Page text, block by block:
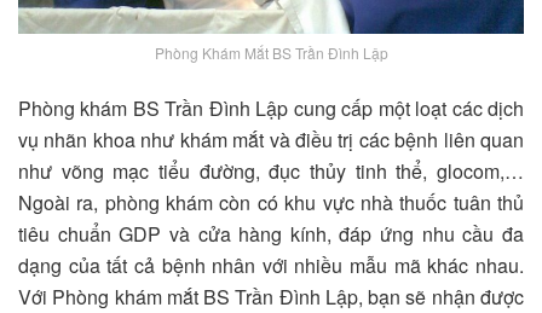
Phòng Khám Mắt BS Trần Đình Lập
Phòng khám BS Trần Đình Lập cung cấp một loạt các dịch
vụ nhãn khoa như khám mắt và điều trị các bệnh liên quan
như võng mạc tiểu đường, đục thủy tinh thể, glocom,…
Ngoài ra, phòng khám còn có khu vực nhà thuốc tuân thủ
tiêu chuẩn GDP và cửa hàng kính, đáp ứng nhu cầu đa
dạng của tất cả bệnh nhân với nhiều mẫu mã khác nhau.
Với Phòng khám mắt BS Trần Đình Lập, bạn sẽ nhận được